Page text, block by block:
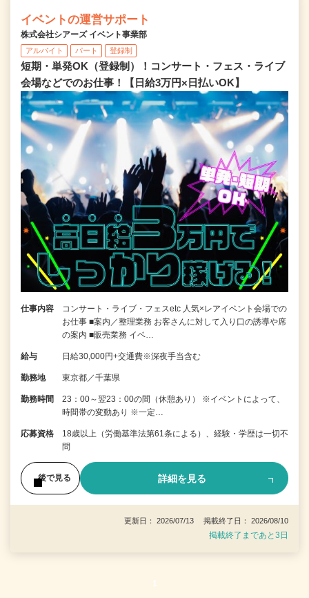
イベントの運営サポート
株式会社シアーズ イベント事業部
アルバイト パート 登録制
短期・単発OK（登録制）！コンサート・フェス・ライブ
会場などでのお仕事！【日給3万円×日払いOK】
仕事内容
コンサート・ライブ・フェスetc 人気×レアイベント会場での
お仕事 ■案内／整理業務 お客さんに対して入り口の誘導や席
の案内 ■販売業務 イベ…
給与 日給30,000円+交通費※深夜手当含む
勤務地 東京都／千葉県
勤務時間
23：00～翌23：00の間（休憩あり） ※イベントによって、
時間帯の変動あり ※一定…
応募資格
18歳以上（労働基準法第61条による）、経験・学歴は一切不
問
後で見る 詳細を見る
更新日： 2026/07/13 掲載終了日： 2026/08/10
掲載終了まであと3日
1